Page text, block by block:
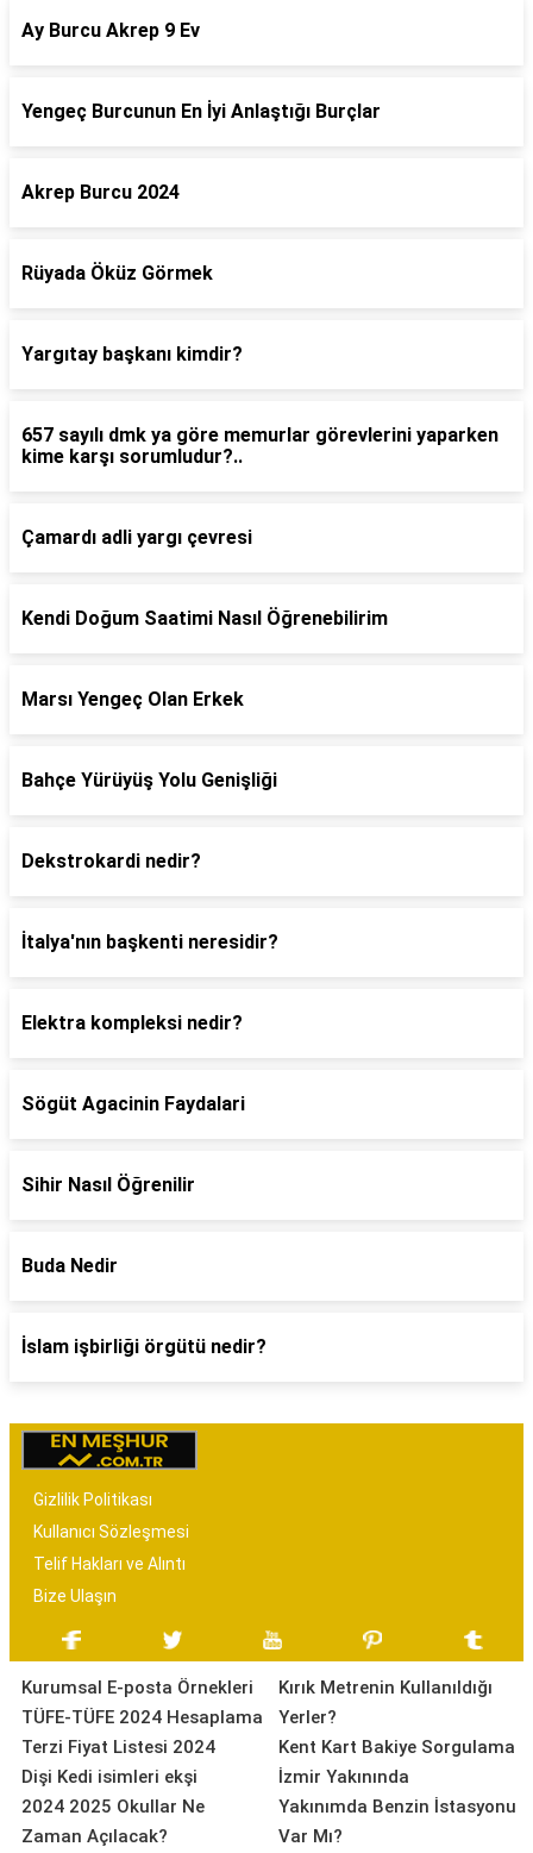
Ay Burcu Akrep 9 Ev
Yengeç Burcunun En İyi Anlaştığı Burçlar
Akrep Burcu 2024
Rüyada Öküz Görmek
Yargıtay başkanı kimdir?
657 sayılı dmk ya göre memurlar görevlerini yaparken
kime karşı sorumludur?..
Çamardı adli yargı çevresi
Kendi Doğum Saatimi Nasıl Öğrenebilirim
Marsı Yengeç Olan Erkek
Bahçe Yürüyüş Yolu Genişliği
Dekstrokardi nedir?
İtalya'nın başkenti neresidir?
Elektra kompleksi nedir?
Sögüt Agacinin Faydalari
Sihir Nasıl Öğrenilir
Buda Nedir
İslam işbirliği örgütü nedir?
Gizlilik Politikası
Kullanıcı Sözleşmesi
Telif Hakları ve Alıntı
Bize Ulaşın
Kurumsal E-posta Örnekleri
TÜFE-TÜFE 2024 Hesaplama
Terzi Fiyat Listesi 2024
Dişi Kedi isimleri ekşi
2024 2025 Okullar Ne
Zaman Açılacak?
Kırık Metrenin Kullanıldığı
Yerler?
Kent Kart Bakiye Sorgulama
İzmir Yakınında
Yakınımda Benzin İstasyonu
Var Mı?